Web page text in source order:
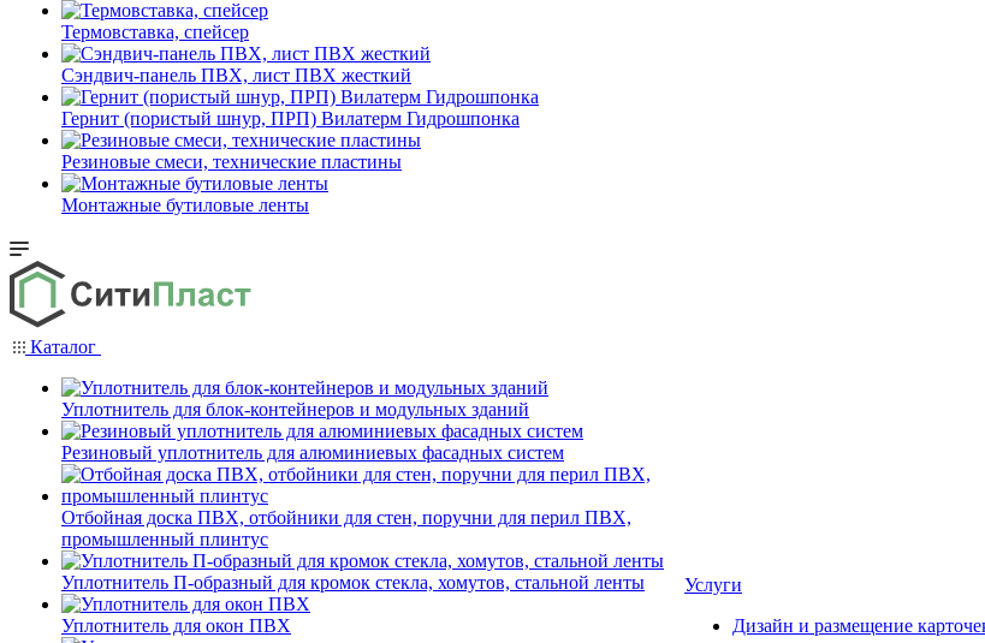
Термовставка, спейсер
Сэндвич-панель ПВХ, лист ПВХ жесткий
Гернит (пористый шнур, ПРП) Вилатерм Гидрошпонка
Резиновые смеси, технические пластины
Монтажные бутиловые ленты
Каталог
Уплотнитель для блок-контейнеров и модульных зданий
Резиновый уплотнитель для алюминиевых фасадных систем
Отбойная доска ПВХ, отбойники для стен, поручни для перил ПВХ,
промышленный плинтус
Уплотнитель П-образный для кромок стекла, хомутов, стальной ленты
Уплотнитель для окон ПВХ
Услуги
Дизайн и размещение